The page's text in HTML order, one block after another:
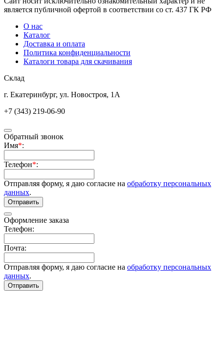
является публичной офертой в соответствии со ст. 437 ГК РФ
О нас
Каталог
Доставка и оплата
Политика конфиденциальности
Каталоги товара для скачивания
Склад
г. Екатеринбург, ул. Новостроя, 1А
+7 (343) 219-06-90
Обратный звонок
Имя*:
Телефон*:
Отправляя форму, я даю согласие на обработку персональных
данных.
Отправить
Оформление заказа
Телефон:
Почта:
Отправляя форму, я даю согласие на обработку персональных
данных.
Отправить